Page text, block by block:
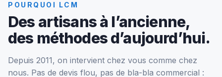
POURQUOI LCM
Des artisans à l’ancienne,
des méthodes d’aujourd’hui.
Depuis 2011, on intervient chez vous comme chez
nous. Pas de devis flou, pas de bla-bla commercial :